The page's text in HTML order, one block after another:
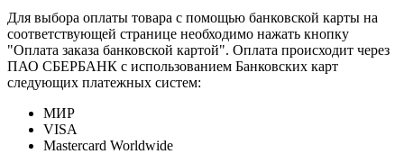
Для выбора оплаты товара с помощью банковской карты на
соответствующей странице необходимо нажать кнопку
"Оплата заказа банковской картой". Оплата происходит через
ПАО СБЕРБАНК с использованием Банковских карт
следующих платежных систем:
МИР
VISA
Mastercard Worldwide